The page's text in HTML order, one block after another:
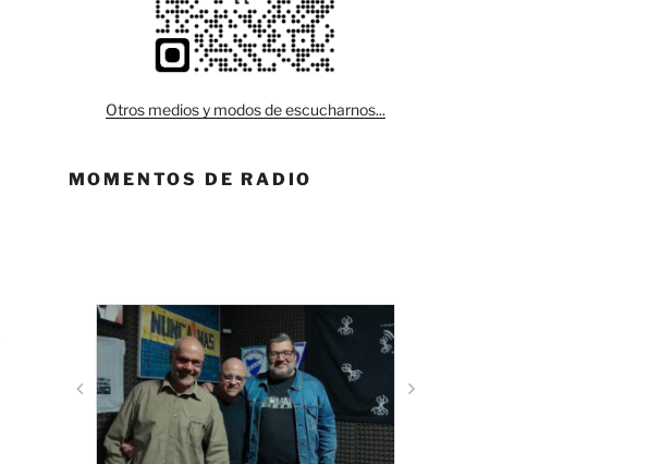
Otros medios y modos de escucharnos...
MOMENTOS DE RADIO